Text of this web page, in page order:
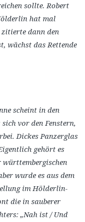
sollte. Robert
hat mal
zitierte dann den
wächst das Rettende
scheint in den
vor den Fenstern,
Dickes Panzerglas
gehört es
wurde es aus dem
im Hölderlin-
die in sauberer
„Nah ist / Und